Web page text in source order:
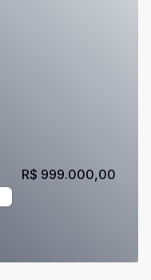
R$ 999.000,00